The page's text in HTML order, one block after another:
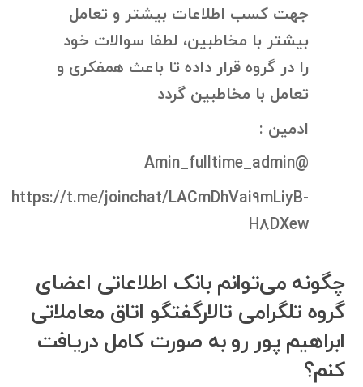
جهت كسب اطلاعات بيشتر و تعامل
بيشتر با مخاطبين، لطفا سوالات خود
را در گروه قرار داده تا باعث همفكرى و
تعامل با مخاطبين گردد
ادمین :
@Amin_fulltime_admin
https://t.me/joinchat/LACmDhVai9mLiyB-
H8DXew
چگونه می‌توانم بانک اطلاعاتی اعضای
گروه تلگرامی تالارگفتگو اتاق معاملاتی
ابراهیم پور رو به صورت کامل دریافت
کنم؟